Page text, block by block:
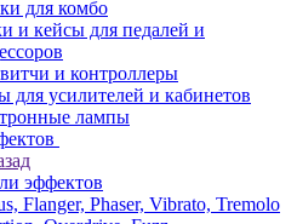
для комбо
и кейсы для педалей и
и контроллеры
для усилителей и кабинетов
лампы
эффектов
Flanger, Phaser, Vibrato, Tremolo